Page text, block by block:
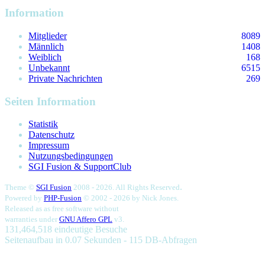
Information
Mitglieder
8089
Männlich
1408
Weiblich
168
Unbekannt
6515
Private Nachrichten
269
Seiten Information
Statistik
Datenschutz
Impressum
Nutzungsbedingungen
SGI Fusion & SupportClub
Theme © SGI Fusion 2008 - 2026. All Rights Reserved.
Powered by PHP-Fusion © 2002 - 2026 by Nick Jones.
Released as as free software without
warranties under GNU Affero GPL v3.
131,464,518 eindeutige Besuche
Seitenaufbau in 0.07 Sekunden - 115 DB-Abfragen